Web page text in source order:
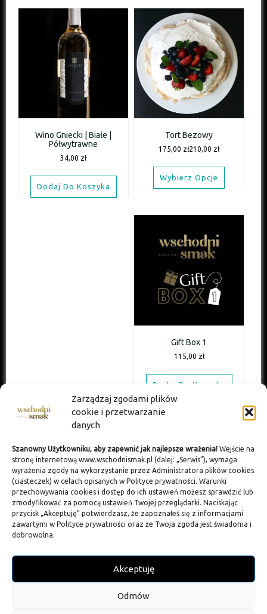
Zarządzaj zgodami plików
cookie i przetwarzanie
danych
Szanowny Użytkowniku, aby zapewnić jak najlepsze wrażenia! Wejście na
stronę internetową www.wschodnismak.pl (dalej: „Serwis”), wymaga
wyrażenia zgody na wykorzystanie przez Administratora plików cookies
(ciasteczek) w celach opisanych w Polityce prywatności. Warunki
przechowywania cookies i dostęp do ich ustawień możesz sprawdzić lub
zmodyfikować za pomocą ustawień Twojej przeglądarki. Naciskając
przycisk „Akceptuję” potwierdzasz, że zapoznałeś się z informacjami
zawartymi w Polityce prywatności oraz że Twoja zgoda jest świadoma i
dobrowolna.
Akceptuję
Odmów
Wino Gniecki | Białe |
Półwytrawne
34,00 zł
Dodaj Do Koszyka
Tort Bezowy
175,00 zł210,00 zł
Wybierz Opcje
Gift Box 1
115,00 zł
Dodaj Do Koszyka